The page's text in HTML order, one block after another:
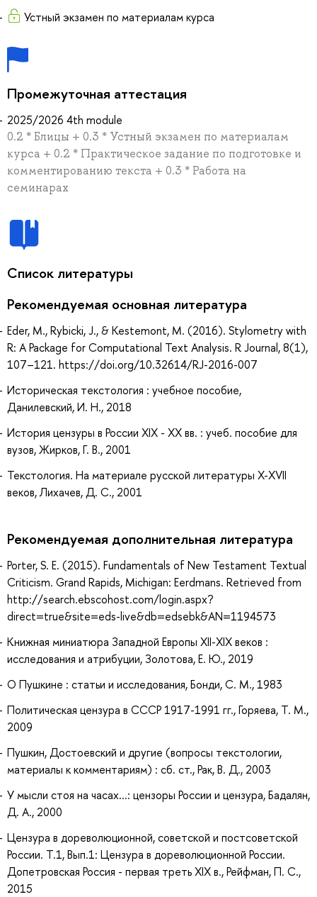
Устный экзамен по материалам курса
Промежуточная аттестация
2025/2026 4th module
0.2 * Блицы + 0.3 * Устный экзамен по материалам
курса + 0.2 * Практическое задание по подготовке и
комментированию текста + 0.3 * Работа на
семинарах
Список литературы
Рекомендуемая основная литература
Eder, M., Rybicki, J., & Kestemont, M. (2016). Stylometry with
R: A Package for Computational Text Analysis. R Journal, 8(1),
107–121. https://doi.org/10.32614/RJ-2016-007
Историческая текстология : учебное пособие,
Данилевский, И. Н., 2018
История цензуры в России XIX - XX вв. : учеб. пособие для
вузов, Жирков, Г. В., 2001
Текстология. На материале русской литературы X-XVII
веков, Лихачев, Д. С., 2001
Рекомендуемая дополнительная литература
Porter, S. E. (2015). Fundamentals of New Testament Textual
Criticism. Grand Rapids, Michigan: Eerdmans. Retrieved from
http://search.ebscohost.com/login.aspx?
direct=true&site=eds-live&db=edsebk&AN=1194573
Книжная миниатюра Западной Европы XII-XIX веков :
исследования и атрибуции, Золотова, Е. Ю., 2019
О Пушкине : статьи и исследования, Бонди, С. М., 1983
Политическая цензура в СССР 1917-1991 гг., Горяева, Т. М.,
2009
Пушкин, Достоевский и другие (вопросы текстологии,
материалы к комментариям) : сб. ст., Рак, В. Д., 2003
У мысли стоя на часах...: цензоры России и цензура, Бадалян,
Д. А., 2000
Цензура в дореволюционной, советской и постсоветской
России. Т.1, Вып.1: Цензура в дореволюционной России.
Допетровская Россия - первая треть XIX в., Рейфман, П. С.,
2015